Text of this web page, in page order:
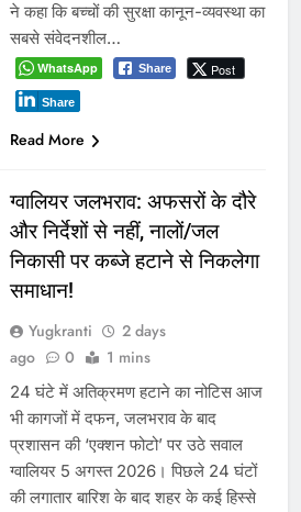
ने कहा कि बच्चों की सुरक्षा कानून-व्यवस्था का
सबसे संवेदनशील…
WhatsApp Share Post
Share
Read More
ग्वालियर जलभराव: अफसरों के दौरे
और निर्देशों से नहीं, नालों/जल
निकासी पर कब्जे हटाने से निकलेगा
समाधान!
Yugkranti
2 days
ago
0 1 mins
24 घंटे में अतिक्रमण हटाने का नोटिस आज
भी कागजों में दफन, जलभराव के बाद
प्रशासन की ‘एक्शन फोटो’ पर उठे सवाल
ग्वालियर 5 अगस्त 2026। पिछले 24 घंटों
की लगातार बारिश के बाद शहर के कई हिस्से